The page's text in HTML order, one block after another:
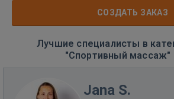
СОЗДАТЬ ЗАКАЗ
Лучшие специалисты в
"Спортивный массаж"
Jana S.